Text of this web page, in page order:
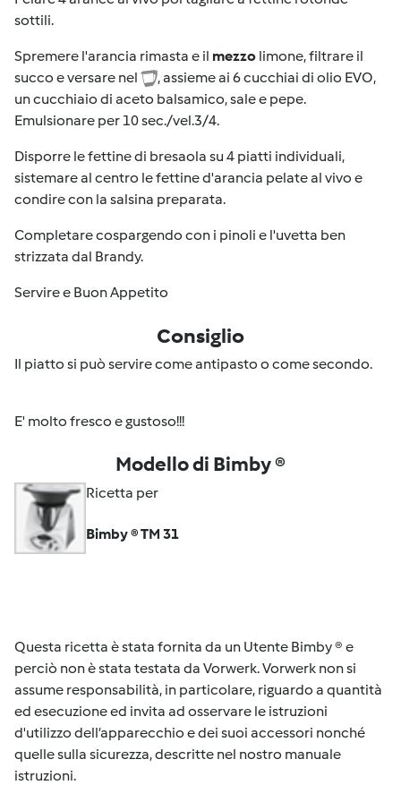
sottili.
Spremere l'arancia rimasta e il mezzo limone, filtrare il
succo e versare nel
, assieme ai 6 cucchiai di olio EVO,
un cucchiaio di aceto balsamico, sale e pepe.
Emulsionare per 10 sec./vel.3/4.
Disporre le fettine di bresaola su 4 piatti individuali,
sistemare al centro le fettine d'arancia pelate al vivo e
condire con la salsina preparata.
Completare cospargendo con i pinoli e l'uvetta ben
strizzata dal Brandy.
Servire e Buon Appetito
Consiglio
Il piatto si può servire come antipasto o come secondo.
E' molto fresco e gustoso!!!
Modello di Bimby ®
Ricetta per
Bimby ® TM 31
Questa ricetta è stata fornita da un Utente Bimby ® e
perciò non è stata testata da Vorwerk. Vorwerk non si
assume responsabilità, in particolare, riguardo a quantità
ed esecuzione ed invita ad osservare le istruzioni
d'utilizzo dell’apparecchio e dei suoi accessori nonché
quelle sulla sicurezza, descritte nel nostro manuale
istruzioni.